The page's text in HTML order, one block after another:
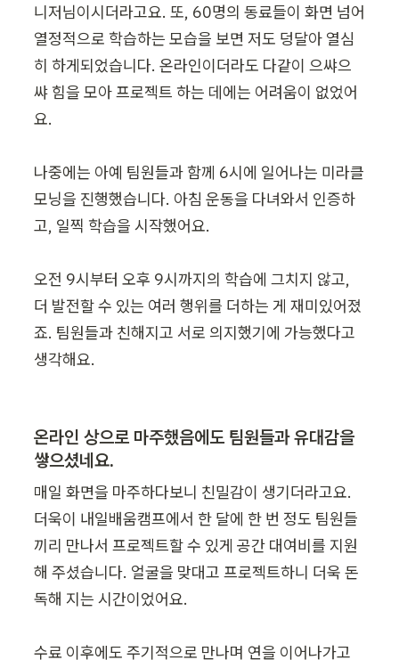
니저님이시더라고요. 또, 60명의 동료들이 화면 넘어
열정적으로 학습하는 모습을 보면 저도 덩달아 열심
히 하게되었습니다. 온라인이더라도 다같이 으쌰으
쌰 힘을 모아 프로젝트 하는 데에는 어려움이 없었어
요.
나중에는 아예 팀원들과 함께 6시에 일어나는 미라클
모닝을 진행했습니다. 아침 운동을 다녀와서 인증하
고, 일찍 학습을 시작했어요.
오전 9시부터 오후 9시까지의 학습에 그치지 않고,
더 발전할 수 있는 여러 행위를 더하는 게 재미있어졌
죠. 팀원들과 친해지고 서로 의지했기에 가능했다고
생각해요.
온라인 상으로 마주했음에도 팀원들과 유대감을
쌓으셨네요.
매일 화면을 마주하다보니 친밀감이 생기더라고요.
더욱이 내일배움캠프에서 한 달에 한 번 정도 팀원들
끼리 만나서 프로젝트할 수 있게 공간 대여비를 지원
해 주셨습니다. 얼굴을 맞대고 프로젝트하니 더욱 돈
독해 지는 시간이었어요.
수료 이후에도 주기적으로 만나며 연을 이어나가고